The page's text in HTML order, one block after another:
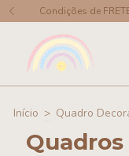
Condições de
Início > Quadro